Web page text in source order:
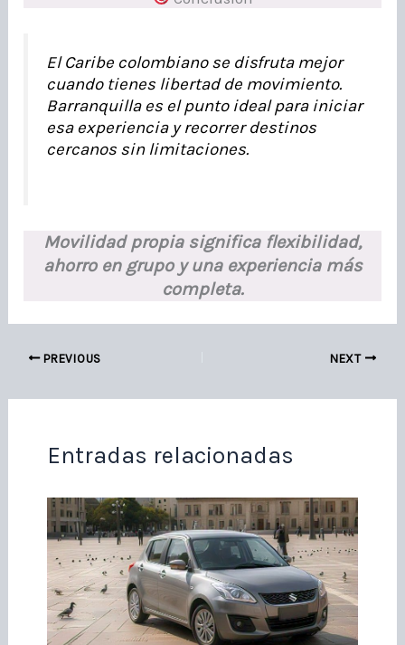
El Caribe colombiano se disfruta mejor
cuando tienes libertad de movimiento.
Barranquilla es el punto ideal para iniciar
esa experiencia y recorrer destinos
cercanos sin limitaciones.
Movilidad propia significa flexibilidad,
ahorro en grupo y una experiencia más
completa.
PREVIOUS NEXT
Entradas relacionadas